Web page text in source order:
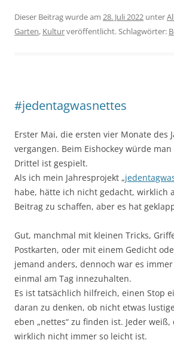
Dieser Beitrag wurde am 28. Juli 2022 unter
Garten, Kulturveröffentlicht. Schlagwörter:
#jedentagwasnettes
Erster Mai, die ersten vier Monate des
vergangen. Beim Eishockey würde
Drittel ist gespielt.
Als ich mein Jahresprojekt „
habe, hätte ich nicht gedacht, wirklich
Beitrag zu schaffen, aber es hat
Gut, manchmal mit kleinen Tricks,
Postkarten, oder mit einem Gedicht
jemand anders, dennoch war es
einmal am Tag innezuhalten.
Es ist tatsächlich hilfreich, einen Stop
daran zu denken, ob nicht etwas
eben „nettes“ zu finden ist. Jeder weiß,
wirklich nicht immer so leicht ist.